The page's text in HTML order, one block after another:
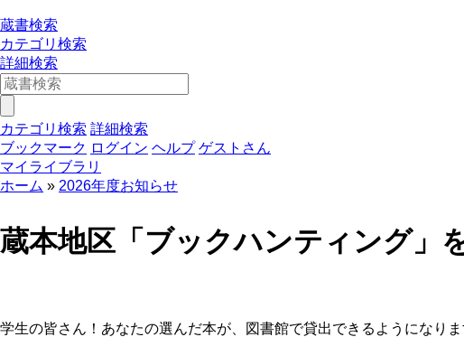
蔵書検索
カテゴリ検索
詳細検索
カテゴリ検索 詳細検索
ブックマーク ログイン ヘルプ ゲストさん
マイライブラリ
ホーム
2026年度お知らせ
蔵本地区「ブックハンティング」
学生の皆さん！あなたの選んだ本が、図書館で貸出できるようになりま